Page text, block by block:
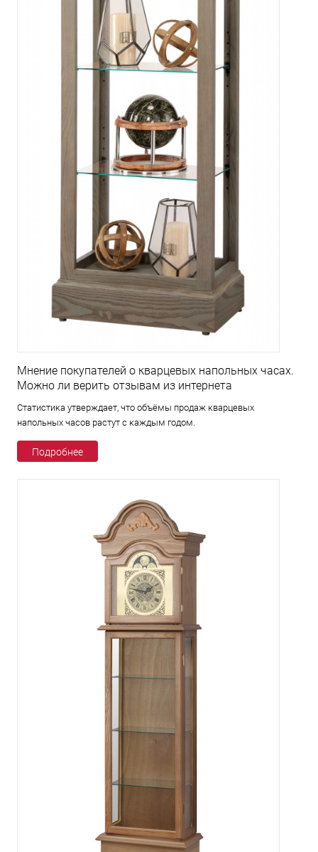
Мнение покупателей о кварцевых напольных часах.
Можно ли верить отзывам из интернета
Статистика утверждает, что объёмы продаж кварцевых
напольных часов растут с каждым годом.
Подробнее